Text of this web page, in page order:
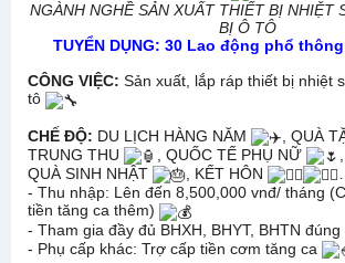
NGÀNH NGHỀ SẢN XUẤT THIẾT BỊ NHIỆT
BỊ Ô TÔ
TUYỂN DỤNG: 30 Lao động phổ
CÔNG VIỆC: Sản xuất, lắp ráp thiết bị nhiệt
tô
CHẾ ĐỘ: DU LỊCH HÀNG NĂM , QUÀ
TRUNG THU
, QUỐC TẾ PHỤ NỮ
QUÀ SINH NHẬT
, KẾT HÔN
- Thu nhập: Lên đến 8,500,000 vnđ/ tháng
tiền tăng ca thêm)
- Tham gia đầy đủ BHXH, BHYT, BHTN
- Phụ cấp khác: Trợ cấp tiền cơm tăng ca